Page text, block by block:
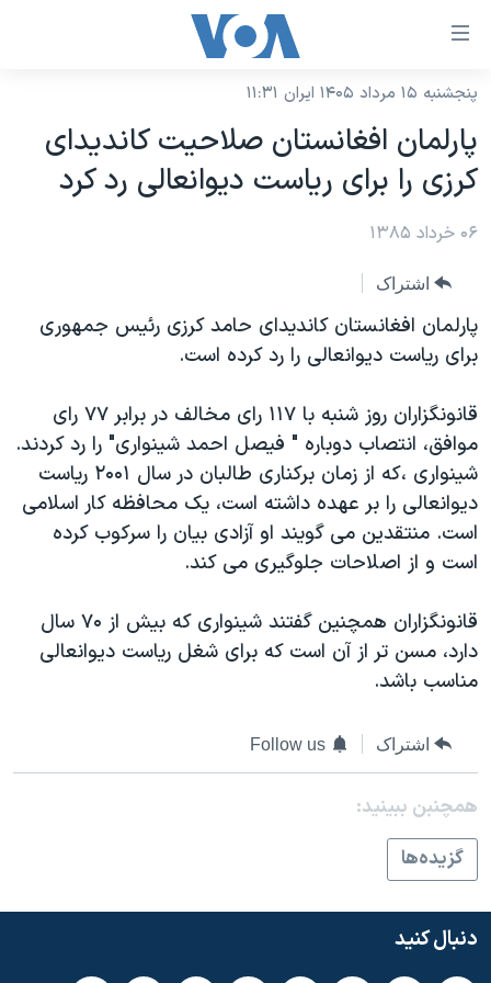
لینکهای
دسترسی
جهش
به
محتوای
اصلی
صفحه
اصلی
جهش
به
جستجو
نسخه سبک وب‌سایت
موضوع ها
ایران
آمریکا
جهان
ورزشی
ویژه برنامه‌ها
ویدیوها
فرهنگ و زندگی
حقوق شهروندی
علم و فناوری
اسرائیل در جنگ
آرشیو پخش زنده
برنامه های تلویزیونی
جدول برنامه ها
صفحه‌های ویژه
جام جهانی ۲۰۲۶
۲۵۰سالگی آمریکا
بایگانی برنامه‌های تلویزیونی
مستندها
انتخابات ریاست جمهوری آمریکا ۲۰۲۴
رمز مهسا
ورزش زنان در ایران
مجموعه مستندهای دادخواهی
چهل سال گروگان‌گیری
اعتراضات مردمی آبان ۹۸
فرکانس‌های صدای آمریکا
یادگیری زبان انگلیسی
دنبال کنید
زبانهای مختلف
پنجشنبه ۱۵ مرداد ۱۴۰۵ ایران ۱۱:۳۱
پارلمان افغانستان صلاحيت کانديدای
کرزی را برای رياست ديوانعالی رد کرد
۰۶ خرداد ۱۳۸۵
اشتراک
پارلمان افغانستان کانديدای حامد کرزی رئیس جمهوری
برای ریاست دیوانعالی را رد کرده است.
قانونگزاران روز شنبه با ۱۱۷ رای مخالف در برابر ۷۷ رای
موافق، انتصاب دوباره " فیصل احمد شینواری" را رد کردند.
شینواری ،که از زمان برکناری طالبان در سال ۲۰۰۱ ریاست
دیوانعالی را بر عهده داشته است، یک محافظه کار اسلامی
است. منتقدین می گويند او آزادی بیان را سرکوب کرده
است و از اصلاحات جلوگیری می کند.
قانونگزاران همچنین گفتند شینواری که بیش از ۷۰ سال
دارد، مسن تر از آن است که برای شغل ریاست دیوانعالی
مناسب باشد.
اشتراک Follow us
همچنبن ببینید:
گزيده‌ها
دنبال کنید